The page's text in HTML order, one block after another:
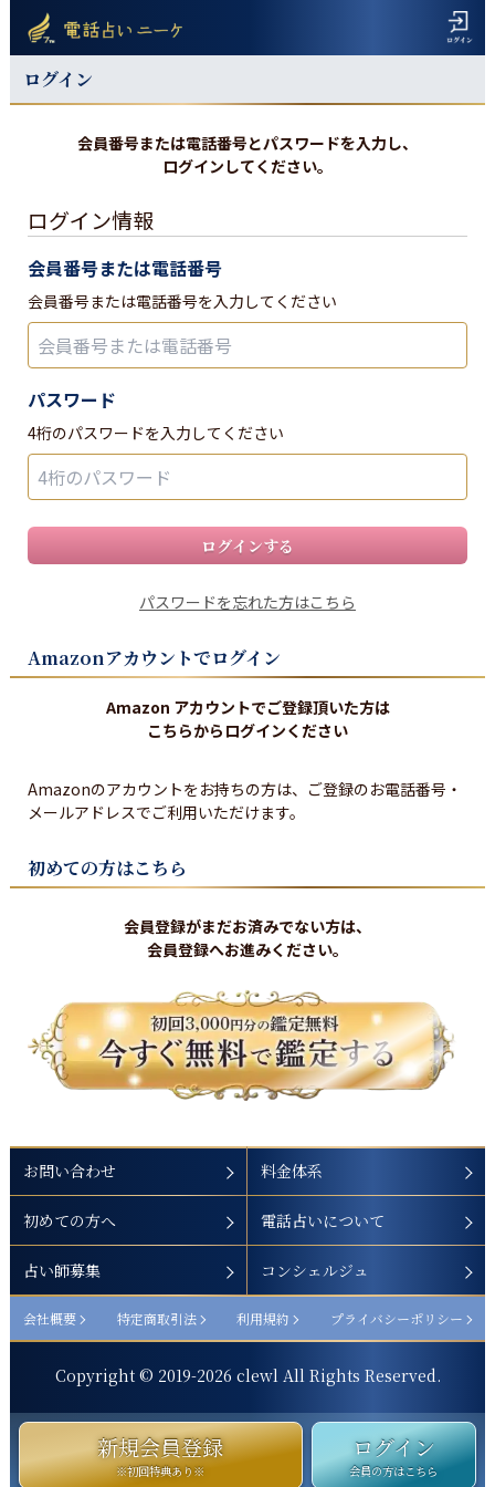
ログイン
会員番号または電話番号とパスワードを入力し、
ログインしてください。
ログイン情報
会員番号または電話番号
会員番号または電話番号を入力してください
パスワード
4桁のパスワードを入力してください
ログインする
パスワードを忘れた方はこちら
Amazonアカウントでログイン
Amazon アカウントでご登録頂いた方は
こちらからログインください
Amazonのアカウントをお持ちの方は、ご登録のお電話番号・
メールアドレスでご利用いただけます。
初めての方はこちら
会員登録がまだお済みでない方は、
会員登録へお進みください。
お問い合わせ 料金体系
初めての方へ 電話占いについて
占い師募集 コンシェルジュ
会社概要 特定商取引法 利用規約 プライバシーポリシー
Copyright © 2019-2026 clewl All Rights Reserved.
新規会員登録
※初回特典あり※
ログイン
会員の方はこちら